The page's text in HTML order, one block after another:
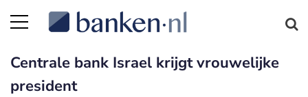
Centrale bank Israel krijgt vrouwelijke
president